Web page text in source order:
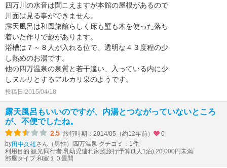
四万川の水音は聞こえますが本館の屋根があるので
川面は見る事ができません。
露天風呂は和風旅館らしく床も壁も木を使った落ち
着いた作りで趣があります。
浴槽は７～８人が入れる位で、透明な４３度程の少
し熱めのお湯です。
他の四万温泉の泉質と若干違い、入っている内に少
しヌルリとするアルカリ泉のようです。
投稿日:2015/04/18
露天風呂もいいのですが、内湯とつながっていないところ
が、不便でしたね。
2.5 旅行時期：2014/05（約12年前）
0
by田中久雄さん（男性）
四万温泉 クチコミ：1件
利用目的:観光同行者:乳幼児連れ家族旅行予算(1人1泊):20,000円未満
部屋タイプ:和室１０畳間